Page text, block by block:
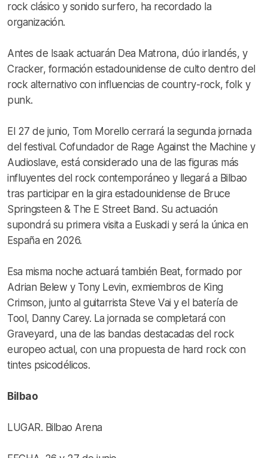
rock clásico y sonido surfero, ha recordado la
organización.
Antes de Isaak actuarán Dea Matrona, dúo irlandés, y
Cracker, formación estadounidense de culto dentro del
rock alternativo con influencias de country-rock, folk y
punk.
El 27 de junio, Tom Morello cerrará la segunda jornada
del festival. Cofundador de Rage Against the Machine y
Audioslave, está considerado una de las figuras más
influyentes del rock contemporáneo y llegará a Bilbao
tras participar en la gira estadounidense de Bruce
Springsteen & The E Street Band. Su actuación
supondrá su primera visita a Euskadi y será la única en
España en 2026.
Esa misma noche actuará también Beat, formado por
Adrian Belew y Tony Levin, exmiembros de King
Crimson, junto al guitarrista Steve Vai y el batería de
Tool, Danny Carey. La jornada se completará con
Graveyard, una de las bandas destacadas del rock
europeo actual, con una propuesta de hard rock con
tintes psicodélicos.
Bilbao
LUGAR. Bilbao Arena